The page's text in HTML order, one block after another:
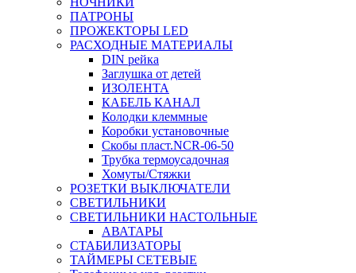
ПАТРОНЫ
ПРОЖЕКТОРЫ LED
РАСХОДНЫЕ МАТЕРИАЛЫ
DIN рейка
Заглушка от детей
ИЗОЛЕНТА
КАБЕЛЬ КАНАЛ
Колодки клеммные
Коробки установочные
Скобы пласт.NCR-06-50
Трубка термоусадочная
Хомуты/Стяжки
РОЗЕТКИ ВЫКЛЮЧАТЕЛИ
СВЕТИЛЬНИКИ
СВЕТИЛЬНИКИ НАСТОЛЬНЫЕ
АВАТАРЫ
СТАБИЛИЗАТОРЫ
ТАЙМЕРЫ СЕТЕВЫЕ